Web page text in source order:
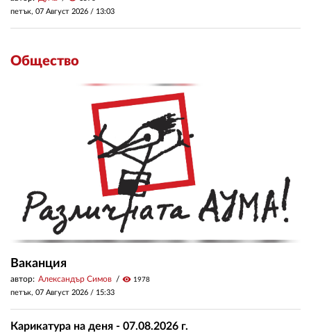
петък, 07 Август 2026 / 13:03
Общество
Ваканция
автор: Александър Симов visibility 1978
петък, 07 Август 2026 / 15:33
Карикатура на деня - 07.08.2026 г.